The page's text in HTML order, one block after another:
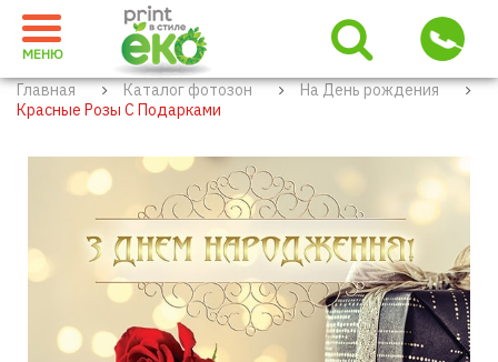
МЕНЮ
Главная Каталог фотозон
На День рождения
Красные Розы С Подарками